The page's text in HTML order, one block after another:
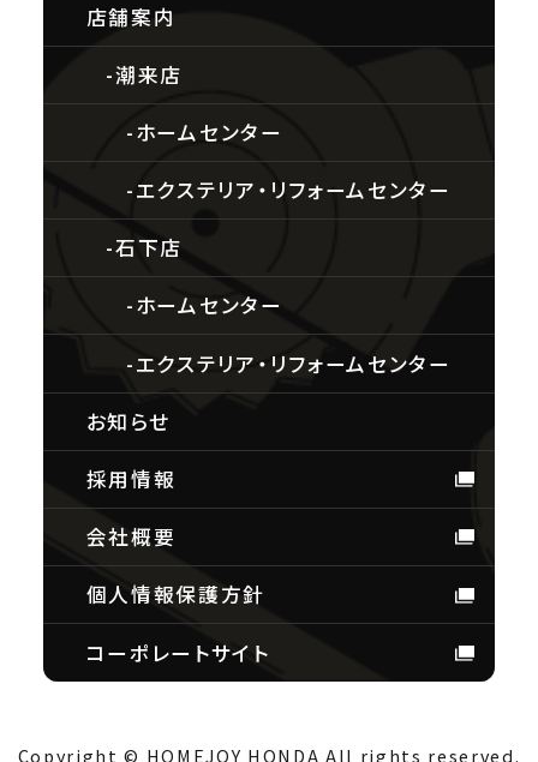
店舗案内
潮来店
ホームセンター
エクステリア・リフォームセンター
石下店
ホームセンター
エクステリア・リフォームセンター
お知らせ
採用情報
会社概要
個人情報保護方針
コーポレートサイト
Copyright © HOMEJOY HONDA All rights reserved.